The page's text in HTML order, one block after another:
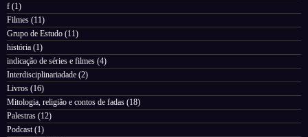
f (1)
Filmes (11)
Grupo de Estudo (11)
história (1)
indicação de séries e filmes (4)
Interdisciplinariadade (2)
Livros (16)
Mitologia, religião e contos de fadas (18)
Palestras (12)
Podcast (1)